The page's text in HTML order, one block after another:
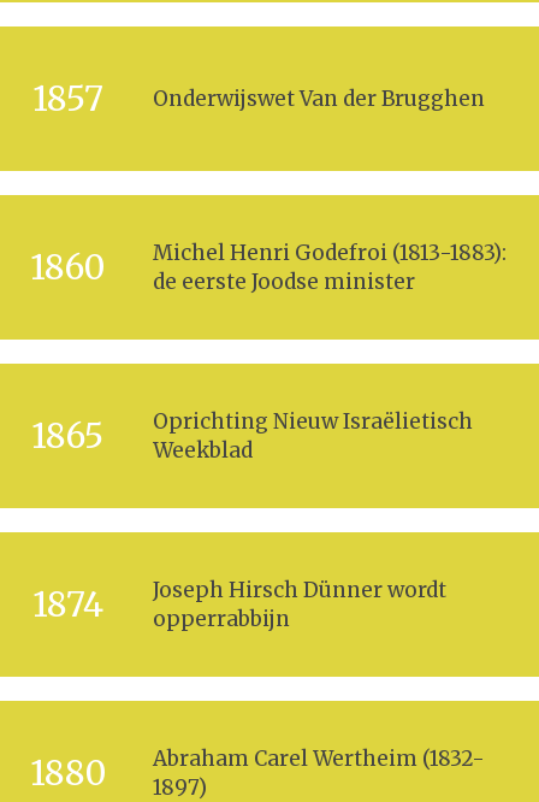
1857 Onderwijswet Van der Brugghen
1860
Michel Henri Godefroi (1813-1883):
de eerste Joodse minister
1865
Oprichting Nieuw Israëlietisch
Weekblad
1874
Joseph Hirsch Dünner wordt
opperrabbijn
1880
Abraham Carel Wertheim (1832-
1897)